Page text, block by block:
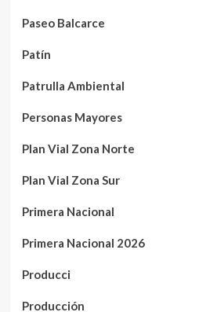
Paseo Balcarce
Patín
Patrulla Ambiental
Personas Mayores
Plan Vial Zona Norte
Plan Vial Zona Sur
Primera Nacional
Primera Nacional 2026
Producci
Producción